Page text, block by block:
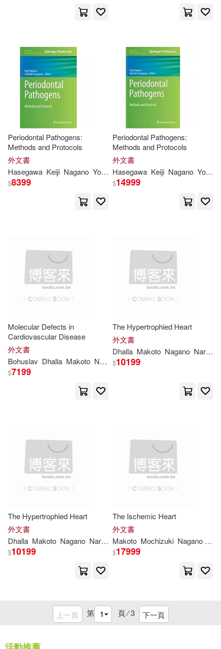
Periodontal Pathogens:
Methods and Protocols
外文書
Hasegawa Keiji Nagano Yoshiaki
$8399
Periodontal Pathogens:
Methods and Protocols
外文書
Hasegawa Keiji Nagano Yoshiaki
$14999
Molecular Defects in
Cardiovascular Disease
外文書
Bohuslav Dhalla Makoto Nagano Naranjan S.
$7199
The Hypertrophied Heart
外文書
Dhalla Makoto Nagano Naranjan S.
$10199
The Hypertrophied Heart
外文書
Dhalla Makoto Nagano Naranjan S. Nobuakira Takeda
$10199
The Ischemic Heart
外文書
Makoto Mochizuki Nagano
$17999
上一頁 第 頁 ⁄3 下一頁